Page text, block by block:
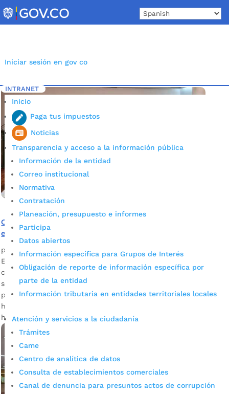
to
content
Iniciar sesión en gov co
INTRANET
Inicio
Paga tus impuestos
Noticias
Transparencia y acceso a la información pública
Información de la entidad
Correo institucional
Normativa
Contratación
Planeación, presupuesto e informes
Participa
Datos abiertos
Información específica para Grupos de Interés
Obligación de reporte de información específica por
parte de la entidad
Información tributaria en entidades territoriales locales
Atención y servicios a la ciudadanía
Trámites
Came
Centro de analítica de datos
Consulta de establecimientos comerciales
Canal de denuncia para presuntos actos de corrupción
Inicio 5 Etiqueta: colegio Café Madrid Bucaramanga
Colegio Café Madrid: 20 años de servicio, compromiso y
educación
por Edgar Augusto Sánchez Sep 27, 2023 |
Noticias
En el terreno contiguo a las bodegas de los ferrocarriles,
cientos de personas que huían de la violencia construyeron
sus viviendas en teja de zinc y madera, pero también
pensaron en construir un espacio para la educación de sus
hijos. En 20 años de trabajo en el colegio Café Madrid se
han graduado 1.372 estudiantes.